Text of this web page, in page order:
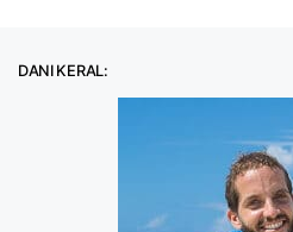
DANI KERAL: